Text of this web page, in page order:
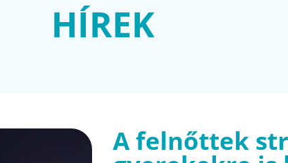
HÍREK
A felnőttek